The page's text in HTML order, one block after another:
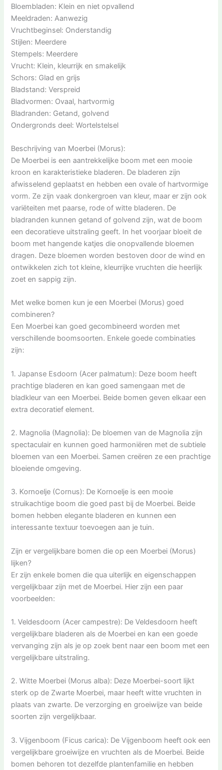
Bloembladen: Klein en niet opvallend
Meeldraden: Aanwezig
Vruchtbeginsel: Onderstandig
Stijlen: Meerdere
Stempels: Meerdere
Vrucht: Klein, kleurrijk en smakelijk
Schors: Glad en grijs
Bladstand: Verspreid
Bladvormen: Ovaal, hartvormig
Bladranden: Getand, golvend
Ondergronds deel: Wortelstelsel
Beschrijving van Moerbei (Morus):
De Moerbei is een aantrekkelijke boom met een mooie
kroon en karakteristieke bladeren. De bladeren zijn
afwisselend geplaatst en hebben een ovale of hartvormige
vorm. Ze zijn vaak donkergroen van kleur, maar er zijn ook
variëteiten met paarse, rode of witte bladeren. De
bladranden kunnen getand of golvend zijn, wat de boom
een decoratieve uitstraling geeft. In het voorjaar bloeit de
boom met hangende katjes die onopvallende bloemen
dragen. Deze bloemen worden bestoven door de wind en
ontwikkelen zich tot kleine, kleurrijke vruchten die heerlijk
zoet en sappig zijn.
Met welke bomen kun je een Moerbei (Morus) goed
combineren?
Een Moerbei kan goed gecombineerd worden met
verschillende boomsoorten. Enkele goede combinaties
zijn:
1. Japanse Esdoorn (Acer palmatum): Deze boom heeft
prachtige bladeren en kan goed samengaan met de
bladkleur van een Moerbei. Beide bomen geven elkaar een
extra decoratief element.
2. Magnolia (Magnolia): De bloemen van de Magnolia zijn
spectaculair en kunnen goed harmoniëren met de subtiele
bloemen van een Moerbei. Samen creëren ze een prachtige
bloeiende omgeving.
3. Kornoelje (Cornus): De Kornoelje is een mooie
struikachtige boom die goed past bij de Moerbei. Beide
bomen hebben elegante bladeren en kunnen een
interessante textuur toevoegen aan je tuin.
Zijn er vergelijkbare bomen die op een Moerbei (Morus)
lijken?
Er zijn enkele bomen die qua uiterlijk en eigenschappen
vergelijkbaar zijn met de Moerbei. Hier zijn een paar
voorbeelden:
1. Veldesdoorn (Acer campestre): De Veldesdoorn heeft
vergelijkbare bladeren als de Moerbei en kan een goede
vervanging zijn als je op zoek bent naar een boom met een
vergelijkbare uitstraling.
2. Witte Moerbei (Morus alba): Deze Moerbei-soort lijkt
sterk op de Zwarte Moerbei, maar heeft witte vruchten in
plaats van zwarte. De verzorging en groeiwijze van beide
soorten zijn vergelijkbaar.
3. Vijgenboom (Ficus carica): De Vijgenboom heeft ook een
vergelijkbare groeiwijze en vruchten als de Moerbei. Beide
bomen behoren tot dezelfde plantenfamilie en hebben